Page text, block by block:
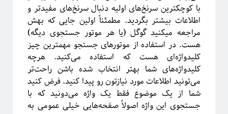
Emergence آشوب آمار آینشتین
اخترفیزیک انتخاب رشته انتروپی
انرژی تاریک بازبهنجارش برآمدگی
تحصیلات تکمیلی ترویج علم
درشت-دانه‌بندی دکتری روایتگری در علم
سیستم‌های پیچیده
با کوچکترین سرنخ‌های اولیه دنبال سرنخ‌های مفیدتر و
اطلاعات بیشتر بگردید. مطمئناً اولین جایی که بهش
مراجعه میکنید گوگل (یا هر موتور جستجوی دیگه)
هست. در استفاده از موتور‌های جستجو مهمترین چیز
کلیدواژه‌ای هست که استفاده می‌کنید. هرچه
کلید‌واژه‌های شما بهتر انتخاب شده باشن راحت‌تر
می‌تونید اطلاعات مورد نیازتون رو پیدا کنید. فرض کنید
شما از یک موضوع فقط یک واژه می‌دونید که با
جستجوی این واژه اصولاً صفحه‌هایی خیلی عمومی به